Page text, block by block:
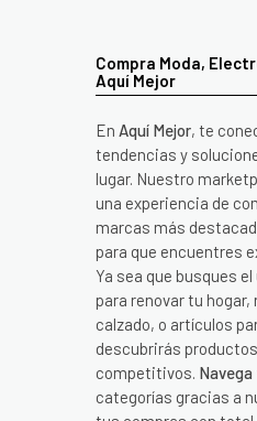
Compra Moda,
Aquí Mejor
En Aquí Mejor, te
tendencias y
lugar. Nuestro
una experiencia de
marcas más
para que encuentres
Ya sea que busques
para renovar tu
calzado, o artículos
descubrirás
competitivos.
categorías gracias a